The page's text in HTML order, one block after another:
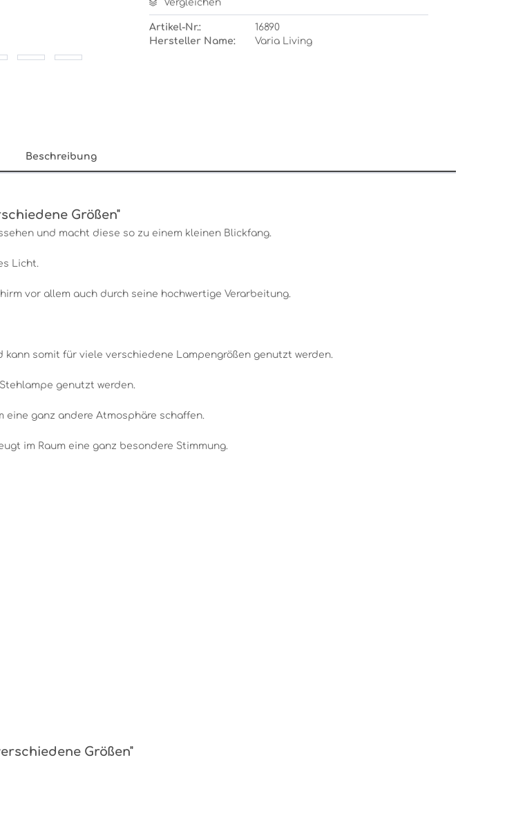
Vergleichen
Artikel-Nr.:
16890
Hersteller Name:
Varia Living
Beschreibung
Größen"
und macht diese so zu einem kleinen Blickfang.
Licht.
vor allem auch durch seine hochwertige Verarbeitung.
somit für viele verschiedene Lampengrößen genutzt werden.
genutzt werden.
eine ganz andere Atmosphäre schaffen.
im Raum eine ganz besondere Stimmung.
Größen"